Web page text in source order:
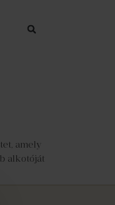
amely
alkotóját